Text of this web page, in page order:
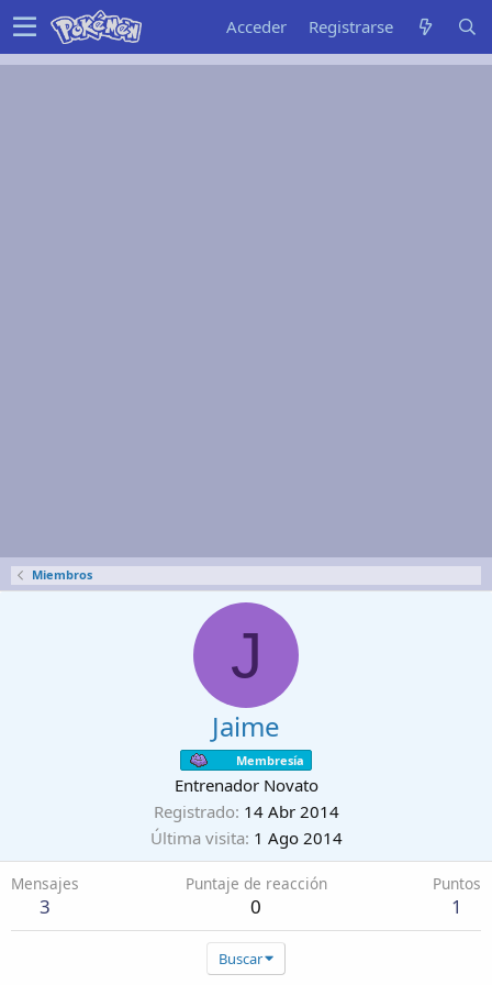
Acceder Registrarse
Miembros
J
Jaime
Membresía
Entrenador Novato
Registrado 14 Abr 2014
Última visita 1 Ago 2014
Mensajes
3
Puntaje de reacción
0
Puntos
1
Buscar